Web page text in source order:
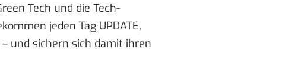
Tech und die Tech-
jeden Tag UPDATE,
und sichern sich damit ihren